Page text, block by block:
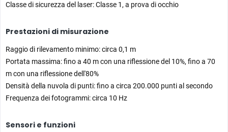
Classe di sicurezza del laser: Classe 1, a prova di occhio
Prestazioni di misurazione
Raggio di rilevamento minimo: circa 0,1 m
Portata massima: fino a 40 m con una riflessione del 10%, fino a 70
m con una riflessione dell'80%
Densità della nuvola di punti: fino a circa 200.000 punti al secondo
Frequenza dei fotogrammi: circa 10 Hz
Sensori e funzioni